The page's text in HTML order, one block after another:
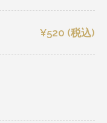
¥520 (税込)